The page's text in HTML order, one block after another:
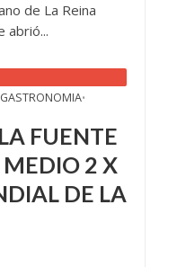
de La Reina
abrió...
GASTRONOMIA•
FUENTE
MEDIO 2 X
DE LA